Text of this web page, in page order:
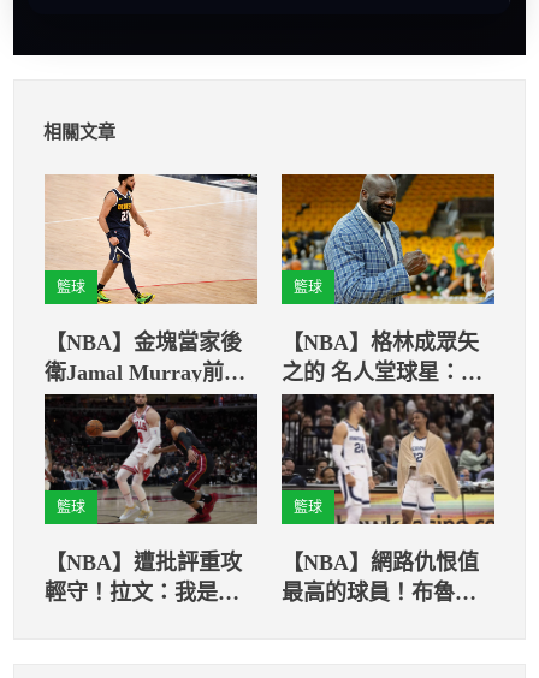
相關文章
籃球
【NBA】金塊當家後
衛Jamal Murray前十
字韌帶撕裂，將無限
期缺陣
籃球
【NBA】格林成眾矢
之的 名人堂球星：批
評的人應該少管閒
事！
籃球
【NBA】遭批評重攻
輕守！拉文：我是最
籃球
【NBA】網路仇恨值
最高的球員！布魯克